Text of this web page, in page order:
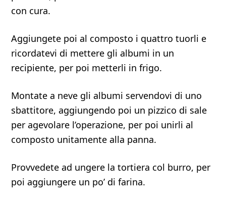
con cura.
Aggiungete poi al composto i quattro tuorli e
ricordatevi di mettere gli albumi in un
recipiente, per poi metterli in frigo.
Montate a neve gli albumi servendovi di uno
sbattitore, aggiungendo poi un pizzico di sale
per agevolare l’operazione, per poi unirli al
composto unitamente alla panna.
Provvedete ad ungere la tortiera col burro, per
poi aggiungere un po’ di farina.